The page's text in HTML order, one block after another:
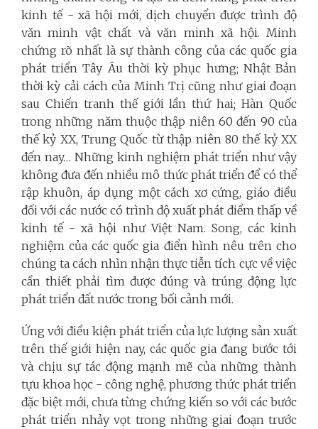
kinh tế - xã hội mới, dịch chuyển được trình độ
văn minh vật chất và văn minh xã hội. Minh
chứng rõ nhất là sự thành công của các quốc gia
phát triển Tây Âu thời kỳ phục hưng; Nhật Bản
thời kỳ cải cách của Minh Trị cũng như giai đoạn
sau Chiến tranh thế giới lần thứ hai; Hàn Quốc
trong những năm thuộc thập niên 60 đến 90 của
thế kỷ XX, Trung Quốc từ thập niên 80 thế kỷ XX
đến nay… Những kinh nghiệm phát triển như vậy
không đưa đến nhiều mô thức phát triển để có thể
rập khuôn, áp dụng một cách xơ cứng, giáo điều
đối với các nước có trình độ xuất phát điểm thấp về
kinh tế - xã hội như Việt Nam. Song, các kinh
nghiệm của các quốc gia điển hình nêu trên cho
chúng ta cách nhìn nhận thực tiễn tích cực về việc
cần thiết phải tìm được đúng và trúng động lực
phát triển đất nước trong bối cảnh mới.
Ứng với điều kiện phát triển của lực lượng sản xuất
trên thế giới hiện nay, các quốc gia đang bước tới
và chịu sự tác động mạnh mẽ của những thành
tựu khoa học - công nghệ, phương thức phát triển
đặc biệt mới, chưa từng chứng kiến so với các bước
phát triển nhảy vọt trong những giai đoạn trước